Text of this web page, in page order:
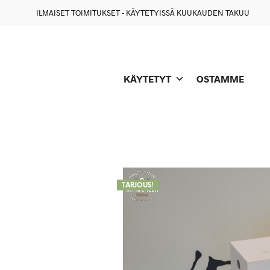
ILMAISET TOIMITUKSET - KÄYTETYISSÄ KUUKAUDEN TAKUU
KÄYTETYT OSTAMME
TARJOUS!